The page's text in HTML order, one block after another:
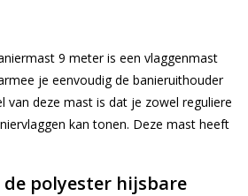
9 meter is een vlaggenmast
je eenvoudig de banieruithouder
van deze mast is dat je zowel reguliere
kan tonen. Deze mast heeft
de polyester hijsbare